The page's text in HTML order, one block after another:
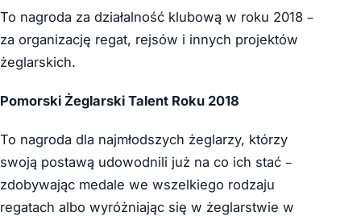
To nagroda za działalność klubową w roku 2018 –
za organizację regat, rejsów i innych projektów
żeglarskich.
Pomorski Żeglarski Talent Roku 2018
To nagroda dla najmłodszych żeglarzy, którzy
swoją postawą udowodnili już na co ich stać –
zdobywając medale we wszelkiego rodzaju
regatach albo wyróżniając się w żeglarstwie w